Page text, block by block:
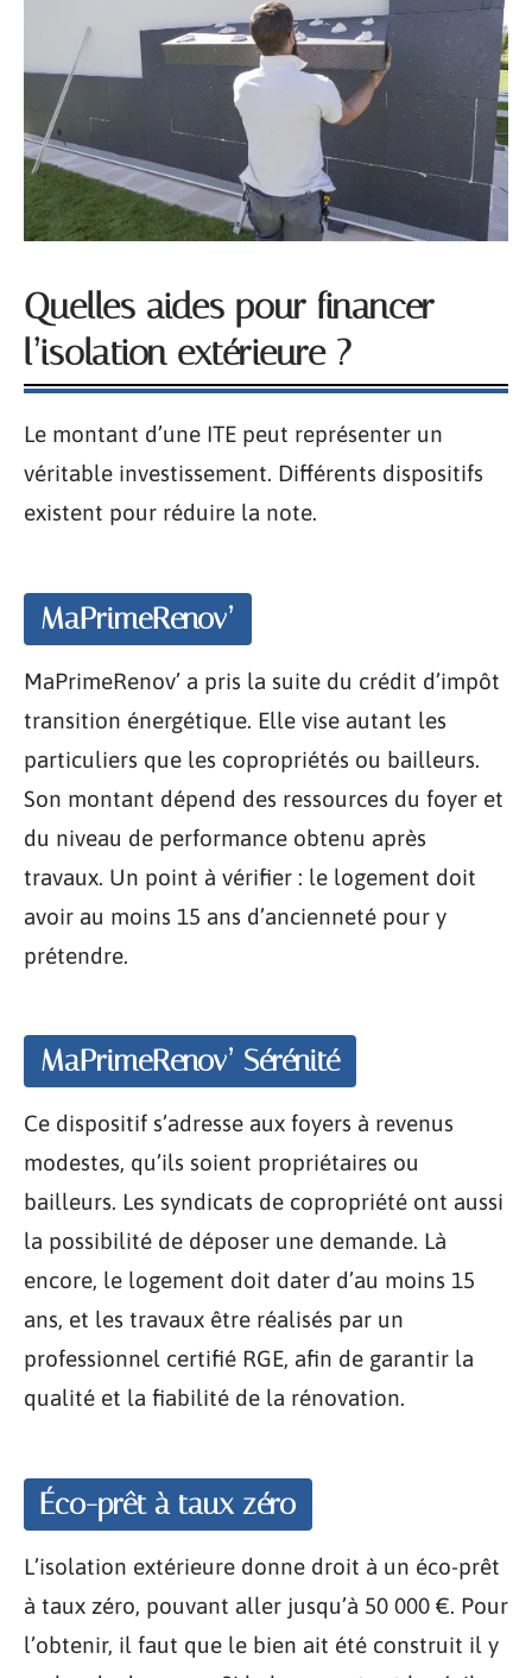
Quelles aides pour financer
l’isolation extérieure ?
Le montant d’une ITE peut représenter un
véritable investissement. Différents dispositifs
existent pour réduire la note.
MaPrimeRenov’
MaPrimeRenov’ a pris la suite du crédit d’impôt
transition énergétique. Elle vise autant les
particuliers que les copropriétés ou bailleurs.
Son montant dépend des ressources du foyer et
du niveau de performance obtenu après
travaux. Un point à vérifier : le logement doit
avoir au moins 15 ans d’ancienneté pour y
prétendre.
MaPrimeRenov’ Sérénité
Ce dispositif s’adresse aux foyers à revenus
modestes, qu’ils soient propriétaires ou
bailleurs. Les syndicats de copropriété ont aussi
la possibilité de déposer une demande. Là
encore, le logement doit dater d’au moins 15
ans, et les travaux être réalisés par un
professionnel certifié RGE, afin de garantir la
qualité et la fiabilité de la rénovation.
Éco-prêt à taux zéro
L’isolation extérieure donne droit à un éco-prêt
à taux zéro, pouvant aller jusqu’à 50 000 €. Pour
l’obtenir, il faut que le bien ait été construit il y